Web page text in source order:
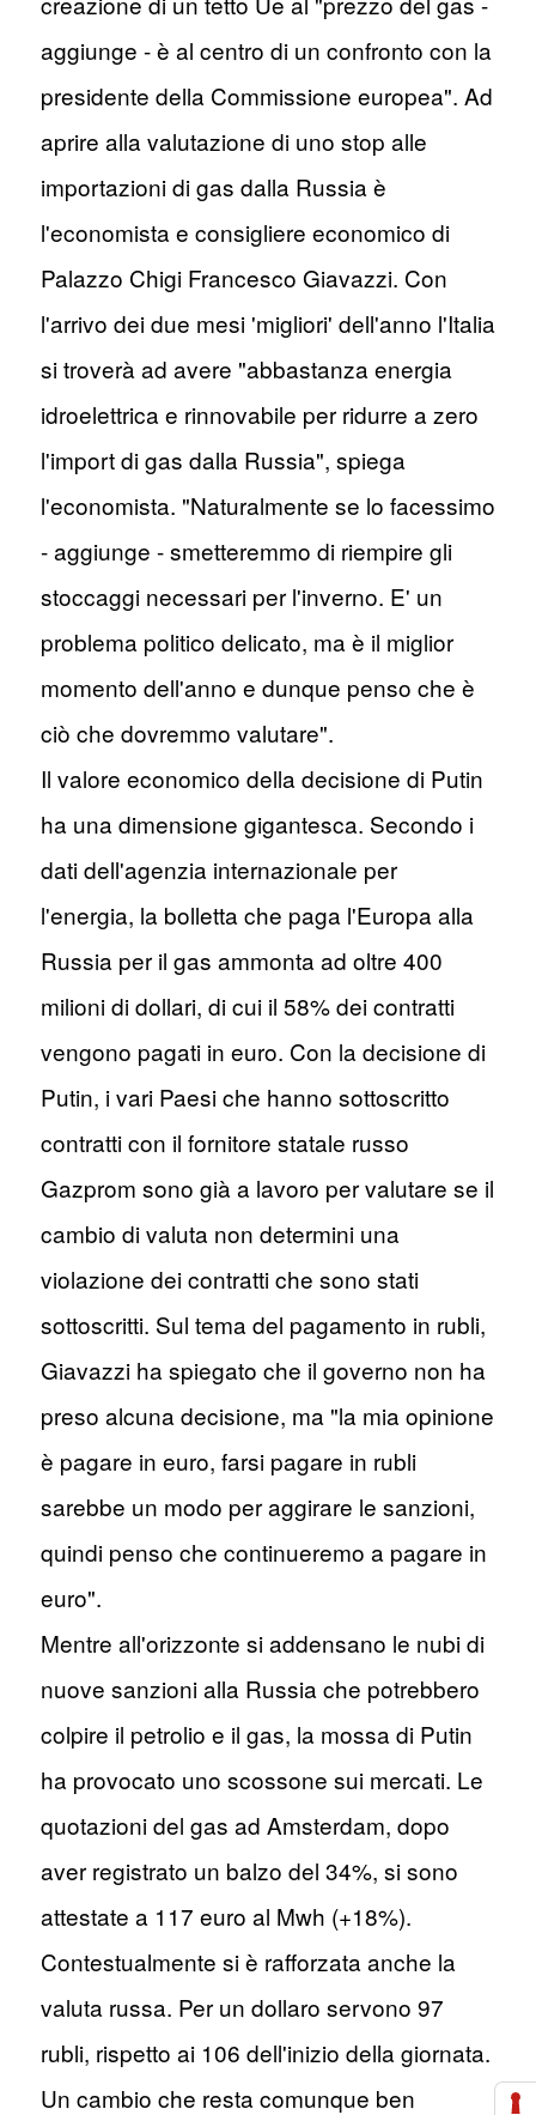
aggiunge - è al centro di un confronto con la
presidente della Commissione europea". Ad
aprire alla valutazione di uno stop alle
importazioni di gas dalla Russia è
l'economista e consigliere economico di
Palazzo Chigi Francesco Giavazzi. Con
l'arrivo dei due mesi 'migliori' dell'anno l'Italia
si troverà ad avere "abbastanza energia
idroelettrica e rinnovabile per ridurre a zero
l'import di gas dalla Russia", spiega
l'economista. "Naturalmente se lo facessimo
- aggiunge - smetteremmo di riempire gli
stoccaggi necessari per l'inverno. E' un
problema politico delicato, ma è il miglior
momento dell'anno e dunque penso che è
ciò che dovremmo valutare".
Il valore economico della decisione di Putin
ha una dimensione gigantesca. Secondo i
dati dell'agenzia internazionale per
l'energia, la bolletta che paga l'Europa alla
Russia per il gas ammonta ad oltre 400
milioni di dollari, di cui il 58% dei contratti
vengono pagati in euro. Con la decisione di
Putin, i vari Paesi che hanno sottoscritto
contratti con il fornitore statale russo
Gazprom sono già a lavoro per valutare se il
cambio di valuta non determini una
violazione dei contratti che sono stati
sottoscritti. Sul tema del pagamento in rubli,
Giavazzi ha spiegato che il governo non ha
preso alcuna decisione, ma "la mia opinione
è pagare in euro, farsi pagare in rubli
sarebbe un modo per aggirare le sanzioni,
quindi penso che continueremo a pagare in
euro".
Mentre all'orizzonte si addensano le nubi di
nuove sanzioni alla Russia che potrebbero
colpire il petrolio e il gas, la mossa di Putin
ha provocato uno scossone sui mercati. Le
quotazioni del gas ad Amsterdam, dopo
aver registrato un balzo del 34%, si sono
attestate a 117 euro al Mwh (+18%).
Contestualmente si è rafforzata anche la
valuta russa. Per un dollaro servono 97
rubli, rispetto ai 106 dell'inizio della giornata.
Un cambio che resta comunque ben